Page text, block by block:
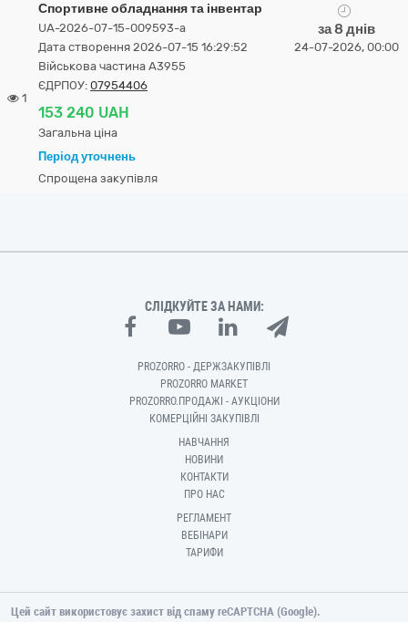
1
Спортивне обладнання та інвентар
UA-2026-07-15-009593-a
Дата створення 2026-07-15 16:29:52
Військова частина A3955
ЄДРПОУ: 07954406
153 240 UAH
Загальна ціна
Період уточнень
Спрощена закупівля
за 8 днів
24-07-2026, 00:00
СЛІДКУЙТЕ ЗА НАМИ:
PROZORRO - ДЕРЖЗАКУПІВЛІ
PROZORRO MARKET
PROZORRO.ПРОДАЖІ - АУКЦІОНИ
КОМЕРЦІЙНІ ЗАКУПІВЛІ
НАВЧАННЯ
НОВИНИ
КОНТАКТИ
ПРО НАС
РЕГЛАМЕНТ
ВЕБІНАРИ
ТАРИФИ
Цей сайт використовує захист від спаму reCAPTCHA (Google).